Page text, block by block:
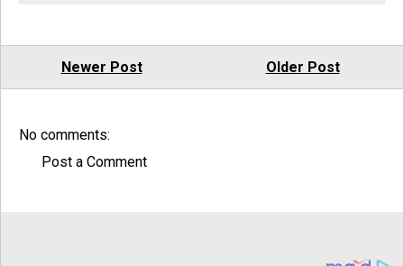
Newer Post Older Post
No comments:
Post a Comment